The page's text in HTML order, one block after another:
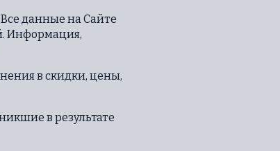
данные на Сайте
Информация,
в скидки, цены,
в результате